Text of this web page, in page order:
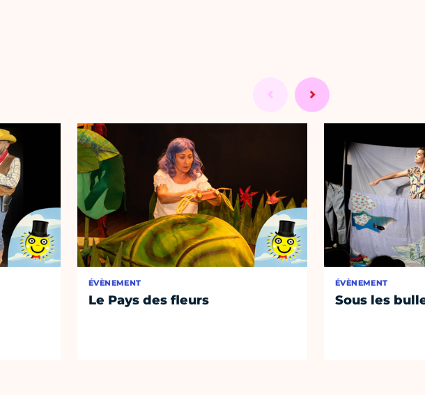
ÉVÈNEMENT
Le Pays des fleurs
ÉVÈNEMENT
Sous les